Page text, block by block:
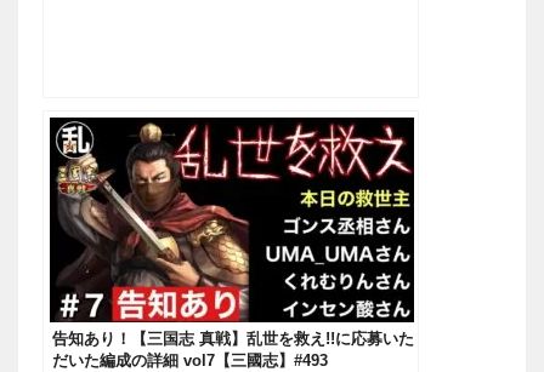
告知あり！【三国志 真戦】乱世を救え!!に応募いた
だいた編成の詳細 vol7【三國志】#493